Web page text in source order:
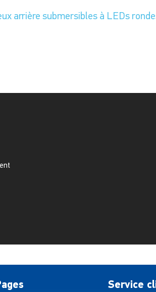
arrière submersibles à LEDs
Service